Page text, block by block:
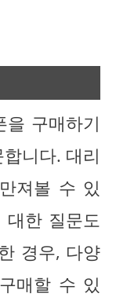
구매하기
니다. 대리
져볼 수 있
한 질문도
경우, 다양
매할 수 있